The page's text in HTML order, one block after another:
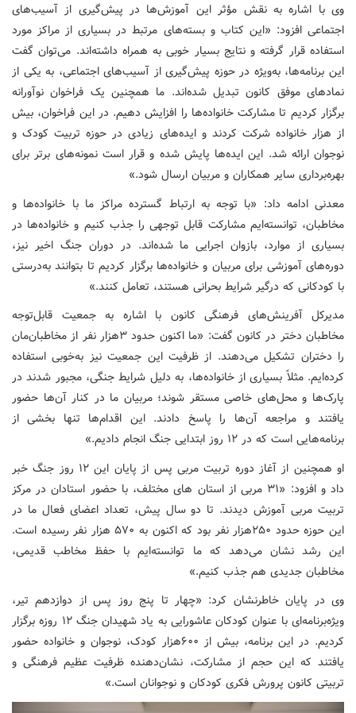
وی با اشاره به نقش مؤثر این آموزش‌ها در پیش‌گیری از آسیب‌های
اجتماعی افزود: «این کتاب و بسته‌های مرتبط در بسیاری از مراکز مورد
استفاده قرار گرفته و نتایج بسیار خوبی به همراه داشته‌اند. می‌توان گفت
این برنامه‌ها، به‌ویژه در حوزه پیش‌گیری از آسیب‌های اجتماعی، به یکی از
نمادهای موفق کانون تبدیل شده‌اند. ما همچنین یک فراخوان نوآورانه
برگزار کردیم تا مشارکت خانواده‌ها را افزایش دهیم. در این فراخوان، بیش
از هزار خانواده شرکت کردند و ایده‌های زیادی در حوزه تربیت کودک و
نوجوان ارائه شد. این ایده‌ها پایش شده و قرار است نمونه‌های برتر برای
بهره‌برداری سایر همکاران و مربیان ارسال شود.»
معدنی ادامه داد: «با توجه به ارتباط گسترده مراکز ما با خانواده‌ها و
مخاطبان، توانسته‌ایم مشارکت قابل توجهی را جذب کنیم و خانواده‌ها در
بسیاری از موارد، بازوان اجرایی ما شده‌اند. در دوران جنگ اخیر نیز،
دوره‌های آموزشی برای مربیان و خانواده‌ها برگزار کردیم تا بتوانند به‌درستی
با کودکانی که درگیر شرایط بحرانی هستند، تعامل کنند.»
مدیرکل آفرینش‌های فرهنگی کانون با اشاره به جمعیت قابل‌توجه
مخاطبان دختر در کانون گفت: «ما اکنون حدود ۳هزار نفر از مخاطبان‌مان
را دختران تشکیل می‌دهند. از ظرفیت این جمعیت نیز به‌خوبی استفاده
کرده‌ایم. مثلاً بسیاری از خانواده‌ها، به دلیل شرایط جنگی، مجبور شدند در
پارک‌ها و محل‌های خاصی مستقر شوند؛ مربیان ما در کنار آن‌ها حضور
یافتند و مراجعه آن‌ها را پاسخ دادند. این اقدام‌ها تنها بخشی از
برنامه‌هایی است که در ۱۲ روز ابتدایی جنگ انجام دادیم.»
او همچنین از آغاز دوره تربیت مربی پس از پایان این ۱۲ روز جنگ خبر
داد و افزود: «۳۱ مربی از استان های مختلف، با حضور استادان در مرکز
تربیت مربی آموزش دیدند. تا دو سال پیش، تعداد اعضای فعال ما در
این حوزه حدود ۲۵۰هزار نفر بود که اکنون به ۵۷۰ هزار نفر رسیده است.
این رشد نشان می‌دهد که ما توانسته‌ایم با حفظ مخاطب قدیمی،
مخاطبان جدیدی هم جذب کنیم.»
وی در پایان خاطرنشان کرد: «چهار تا پنج روز پس از دوازدهم تیر،
ویژه‌برنامه‌ای با عنوان کودکان عاشورایی به یاد شهیدان جنگ ۱۲ روزه برگزار
کردیم. در این برنامه، بیش از ۶۰۰هزار کودک، نوجوان و خانواده حضور
یافتند که این حجم از مشارکت، نشان‌دهنده ظرفیت عظیم فرهنگی و
تربیتی کانون پرورش فکری کودکان و نوجوانان است.»